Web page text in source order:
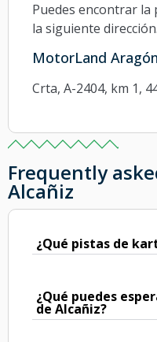
Puedes encontrar la
la siguiente dirección.
MotorLand Aragón
Crta, A-2404, km 1,
Frequently
Alcañiz
¿Qué pistas de
¿Qué puedes
de Alcañiz?